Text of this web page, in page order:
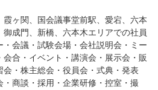
ヶ関、国会議事堂前駅、愛宕、六本
成門、新橋、六本木エリアでの社員
会議・試験会場・会社説明会・ミー
合・イベント・講演会・展示会・販
・株主総会・役員会・式典・発表
商談・採用・企業研修・控室・撮